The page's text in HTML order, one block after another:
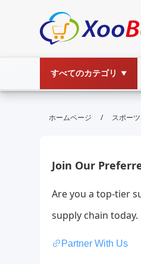
すべてのカテゴリ ▼
ラケットスポ
ホームページ / スポー
Join Our
Are you a top-tier
supply chain today.
Partner With Us